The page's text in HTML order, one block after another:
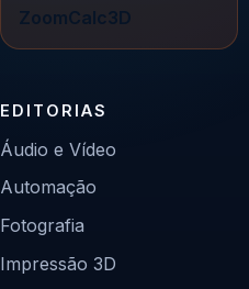
ZoomCalc3D
EDITORIAS
Áudio e Vídeo
Automação
Fotografia
Impressão 3D